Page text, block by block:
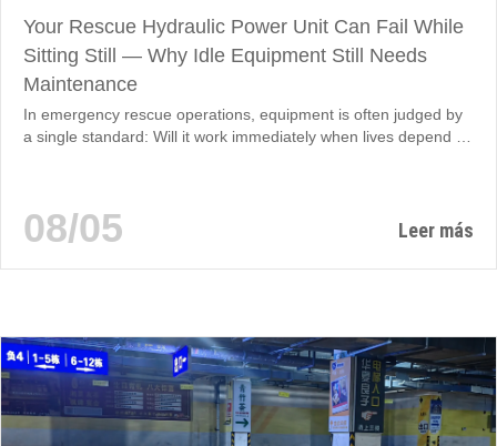
Your Rescue Hydraulic Power Unit Can Fail While
Sitting Still — Why Idle Equipment Still Needs
Maintenance
In emergency rescue operations, equipment is often judged by
a single standard: Will it work immediately when lives depend on
designed to operate in harsh outdoor environments. Ironically,
the greatest threat to their reliability…
08/05 Leer más